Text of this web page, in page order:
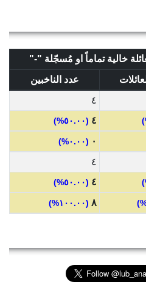
خالية تماماً او مُسجّلة "-"
عدد الناخبين
٤
٤ (٥٠.٠٠%)
٠ (٠.٠٠%)
٤
٤ (٥٠.٠٠%)
٨ (١٠٠.٠٠%)